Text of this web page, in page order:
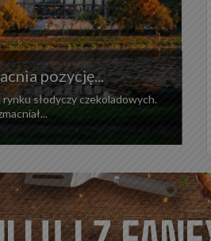
pozycję...
słodyczy czekoladowych.